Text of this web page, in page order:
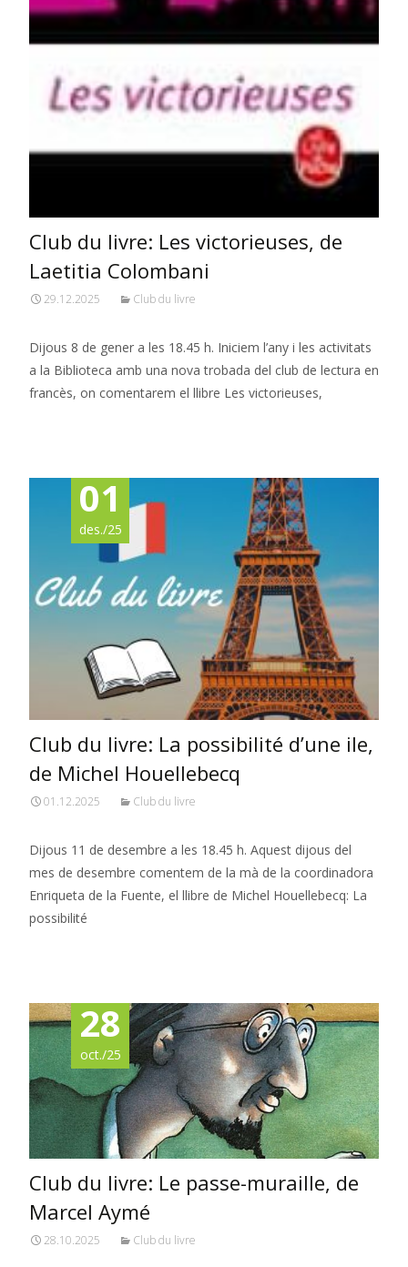
Club du livre: Les victorieuses, de
Laetitia Colombani
29.12.2025 Club du livre
Dijous 8 de gener a les 18.45 h. Iniciem l’any i les activitats
a la Biblioteca amb una nova trobada del club de lectura en
francès, on comentarem el llibre Les victorieuses,
01
des./25
Club du livre: La possibilité d’une ile,
de Michel Houellebecq
01.12.2025 Club du livre
Dijous 11 de desembre a les 18.45 h. Aquest dijous del
mes de desembre comentem de la mà de la coordinadora
Enriqueta de la Fuente, el llibre de Michel Houellebecq: La
possibilité
28
oct./25
Club du livre: Le passe-muraille, de
Marcel Aymé
28.10.2025 Club du livre